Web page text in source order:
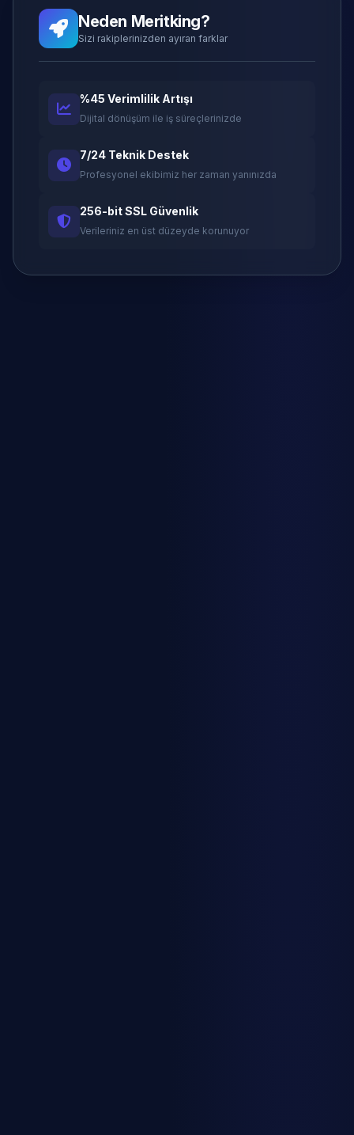
Neden Meritking?
Sizi rakiplerinizden ayıran farklar
%45 Verimlilik Artışı
Dijital dönüşüm ile iş süreçlerinizde
7/24 Teknik Destek
Profesyonel ekibimiz her zaman yanınızda
256-bit SSL Güvenlik
Verileriniz en üst düzeyde korunuyor